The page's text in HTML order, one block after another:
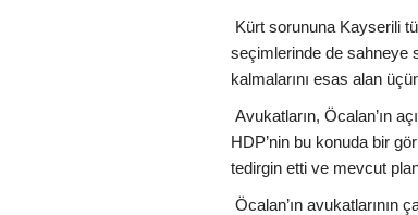
Kürt sorununa Kayserili
seçimlerinde de sahneye
kalmalarını esas alan
Avukatların, Öcalan’ın
HDP’nin bu konuda bir
tedirgin etti ve mevcut
Öcalan’ın avukatlarının